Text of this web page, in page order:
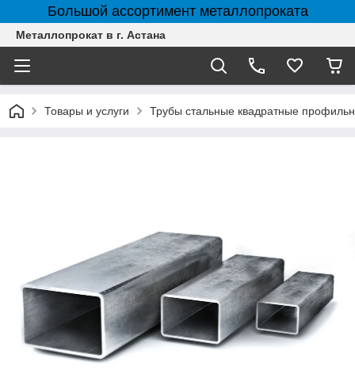
Большой ассортимент металлопроката
Металлопрокат в г. Астана
Товары и услуги Трубы стальные квадратные